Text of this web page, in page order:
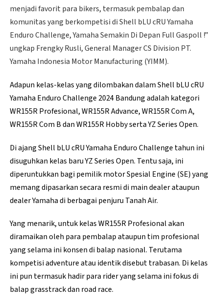
menjadi favorit para bikers, termasuk pembalap dan
komunitas yang berkompetisi di Shell bLU cRU Yamaha
Enduro Challenge, Yamaha Semakin Di Depan Full Gaspoll !”
ungkap Frengky Rusli, General Manager CS Division PT.
Yamaha Indonesia Motor Manufacturing (YIMM).
Adapun kelas-kelas yang dilombakan dalam Shell bLU cRU
Yamaha Enduro Challenge 2024 Bandung adalah kategori
WR155R Profesional, WR155R Advance, WR155R Com A,
WR155R Com B dan WR155R Hobby serta YZ Series Open.
Di ajang Shell bLU cRU Yamaha Enduro Challenge tahun ini
disuguhkan kelas baru YZ Series Open. Tentu saja, ini
diperuntukkan bagi pemilik motor Spesial Engine (SE) yang
memang dipasarkan secara resmi di main dealer ataupun
dealer Yamaha di berbagai penjuru Tanah Air.
Yang menarik, untuk kelas WR155R Profesional akan
diramaikan oleh para pembalap ataupun tim profesional
yang selama ini konsen di balap nasional. Terutama
kompetisi adventure atau identik disebut trabasan. Di kelas
ini pun termasuk hadir para rider yang selama ini fokus di
balap grasstrack dan road race.